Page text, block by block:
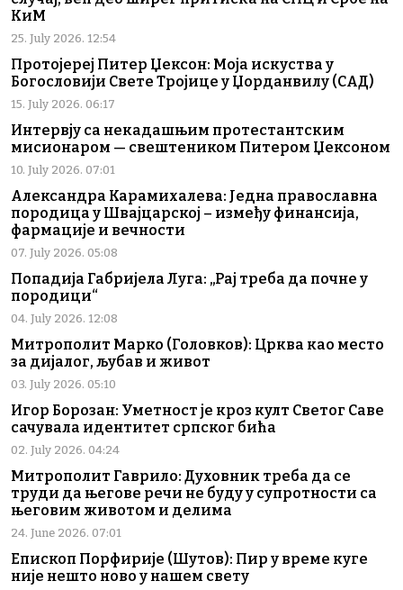
КиМ
25. July 2026. 12:54
Протојереј Питер Џексон: Моја искуства у
Богословији Свете Тројице у Џорданвилу (САД)
15. July 2026. 06:17
Интервју са некадашњим протестантским
мисионаром — свештеником Питером Џексоном
10. July 2026. 07:01
Александра Карамихалева: Једна православна
породица у Швајцарској – између финансија,
фармације и вечности
07. July 2026. 05:08
Попадија Габријела Луга: „Рај треба да почне у
породици“
04. July 2026. 12:08
Митрополит Марко (Головков): Црква као место
за дијалог, љубав и живот
03. July 2026. 05:10
Игор Борозан: Уметност је кроз култ Светог Саве
сачувала идентитет српског бића
02. July 2026. 04:24
Митрополит Гаврило: Духовник треба да се
труди да његове речи не буду у супротности са
његовим животом и делима
24. June 2026. 07:01
Епископ Порфирије (Шутов): Пир у време куге
није нешто ново у нашем свету